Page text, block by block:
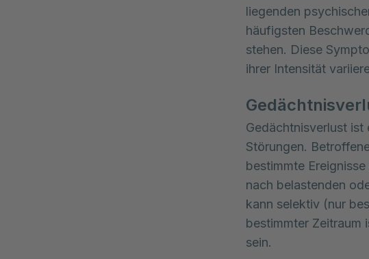
liegenden
häufigsten
stehen. Diese
ihrer Intensität
Gedächtnisverlust
Störungen.
bestimmte
nach belastenden
kann selektiv (nur
bestimmter Zeitraum
sein.